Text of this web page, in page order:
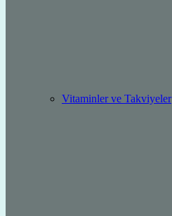
Vitaminler ve Takviyeler